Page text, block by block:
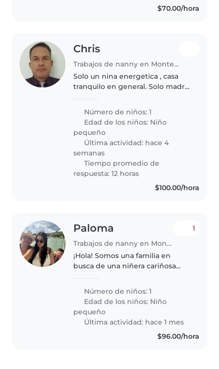
$70.00/hora
Chris
Trabajos de nanny en Monterrey
Solo un nina energetica , casa
tranquilo en general. Solo madre,
Número de niños: 1
Edad de los niños: Niño
pequeño
Última actividad: hace 4
semanas
Tiempo promedio de
respuesta: 12 horas
$100.00/hora
Paloma
Trabajos de nanny en Monterrey
1
¡Hola! Somos una familia en
busca de una niñera cariñosa
años. Nuestro hijo/a es muy
hablador/a, curioso/a y lleno/a de
energía, ¡siempre listo/a para
explorar!..
Número de niños: 1
Edad de los niños: Niño
pequeño
Última actividad: hace 1 mes
$96.00/hora